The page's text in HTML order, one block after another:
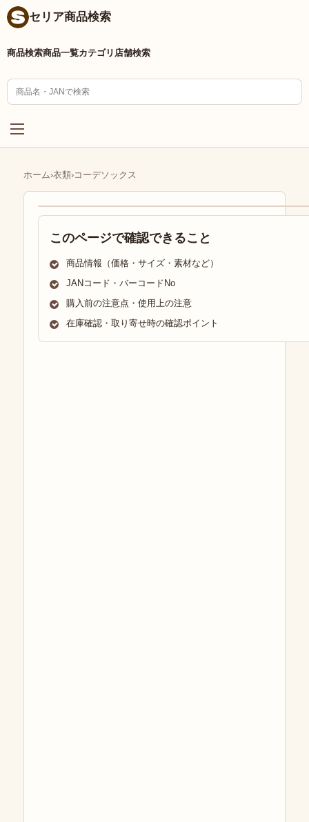
セリア商品検索
商品検索商品一覧カテゴリ 店舗検索
ホーム›衣類›コーデソックス
このページで確認できること
商品情報（価格・サイズ・素材など）
JANコード・バーコードNo
購入前の注意点・使用上の注意
在庫確認・取り寄せ時の確認ポイント